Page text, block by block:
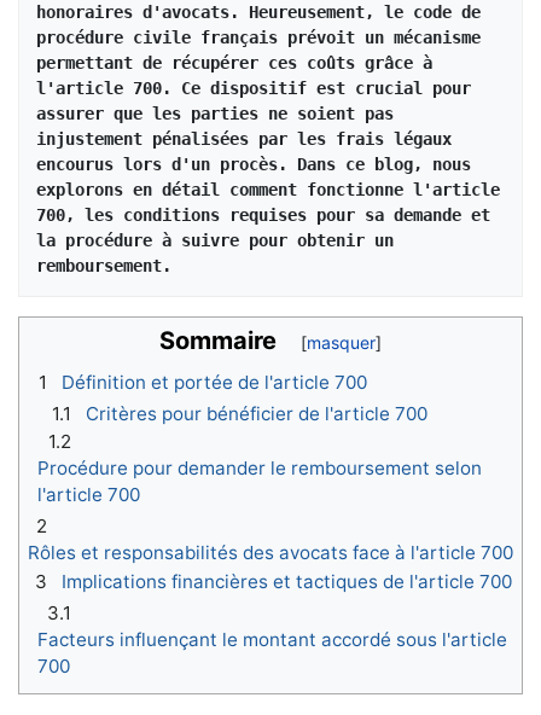
honoraires d'avocats. Heureusement, le code de
procédure civile français prévoit un mécanisme
permettant de récupérer ces coûts grâce à
l'article 700. Ce dispositif est crucial pour
assurer que les parties ne soient pas
injustement pénalisées par les frais légaux
encourus lors d'un procès. Dans ce blog, nous
explorons en détail comment fonctionne l'article
700, les conditions requises pour sa demande et
la procédure à suivre pour obtenir un
remboursement.
Sommaire
1
Définition et portée de l'article 700
1.1
Critères pour bénéficier de l'article 700
1.2
Procédure pour demander le remboursement selon
l'article 700
2
Rôles et responsabilités des avocats face à l'article 700
3
Implications financières et tactiques de l'article 700
3.1
Facteurs influençant le montant accordé sous l'article
700